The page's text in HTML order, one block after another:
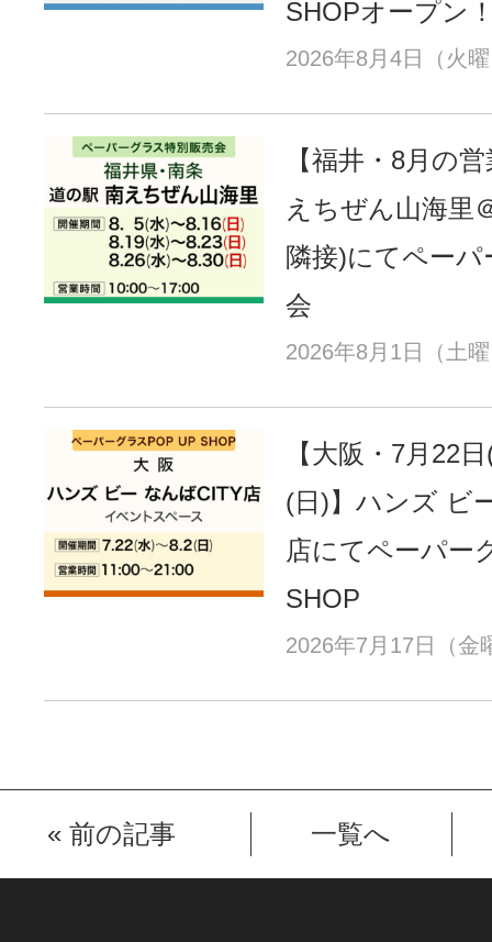
SHOPオープン
2026年8月4日（火
【福井・8月の
えちぜん山海里
隣接)にてペー
会
2026年8月1日（土
【大阪・7月22
(日)】ハンズ ビ
店にてペーパー
SHOP
2026年7月17日（金
« 前の記事 一覧へ